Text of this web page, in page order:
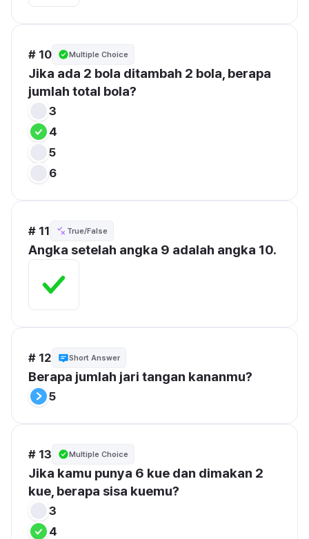
# 10 Multiple Choice
Jika ada 2 bola ditambah 2 bola, berapa
jumlah total bola?
3
4
5
6
# 11 True/False
Angka setelah angka 9 adalah angka 10.
# 12 Short Answer
Berapa jumlah jari tangan kananmu?
5
# 13 Multiple Choice
Jika kamu punya 6 kue dan dimakan 2
kue, berapa sisa kuemu?
3
4